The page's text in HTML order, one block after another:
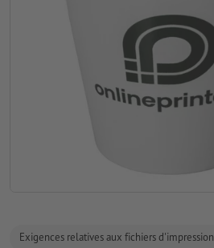
Exigences relatives aux fichiers d'impression